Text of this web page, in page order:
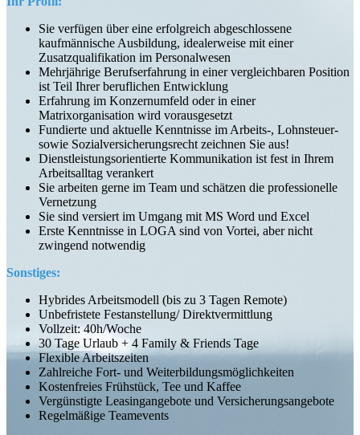
Sie verfügen über eine erfolgreich abgeschlossene
kaufmännische Ausbildung, idealerweise mit einer
Zusatzqualifikation im Personalwesen
Mehrjährige Berufserfahrung in einer vergleichbaren Position
ist Teil Ihrer beruflichen Entwicklung
Erfahrung im Konzernumfeld oder in einer
Matrixorganisation wird vorausgesetzt
Fundierte und aktuelle Kenntnisse im Arbeits-, Lohnsteuer-
sowie Sozialversicherungsrecht zeichnen Sie aus!
Dienstleistungsorientierte Kommunikation ist fest in Ihrem
Arbeitsalltag verankert
Sie arbeiten gerne im Team und schätzen die professionelle
Vernetzung
Sie sind versiert im Umgang mit MS Word und Excel
Erste Kenntnisse in LOGA sind von Vortei, aber nicht
zwingend notwendig
Sonstiges:
Hybrides Arbeitsmodell (bis zu 3 Tagen Remote)
Unbefristete Festanstellung/ Direktvermittlung
Vollzeit: 40h/Woche
30 Tage Urlaub + 4 Family & Friends Tage
Flexible Arbeitszeiten
Zahlreiche Fort- und Weiterbildungsmöglichkeiten
Kostenfreies Frühstück, Tee und Kaffee
Vergünstigte Leasingangebote und Versicherungsangebote
Regelmäßige Teamevents